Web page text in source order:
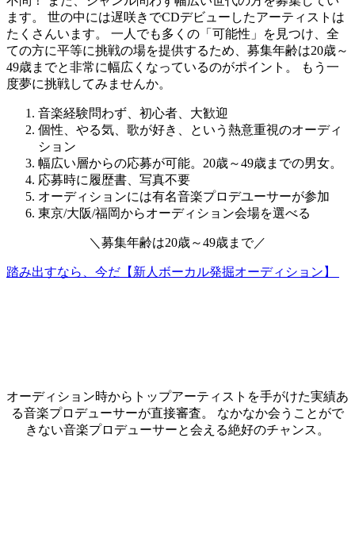
ます。 世の中には遅咲きでCDデビューしたアーティストは
たくさんいます。 一人でも多くの「可能性」を見つけ、全
ての方に平等に挑戦の場を提供するため、募集年齢は20歳～
49歳までと非常に幅広くなっているのがポイント。
もう一
度夢に挑戦してみませんか。
音楽経験問わず、初心者、大歓迎
個性、やる気、歌が好き、という熱意重視のオーディ
ション
幅広い層からの応募が可能。20歳～49歳までの男女。
応募時に履歴書、写真不要
オーディションには有名音楽プロデユーサーが参加
東京/大阪/福岡からオーディション会場を選べる
＼ 募集年齢は20歳～49歳まで／
踏み出すなら、今だ【新人ボーカル発掘オーディション】
オーディション時からトップアーティストを手がけた実績あ
る音楽プロデューサーが直接審査。 なかなか会うことがで
きない音楽プロデューサーと会える絶好のチャンス。